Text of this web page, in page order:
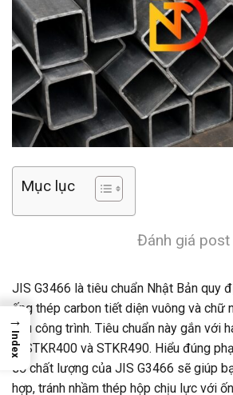
Mục lục
Đánh giá post
JIS G3466 là tiêu chuẩn Nhật Bản quy
ống thép carbon tiết diện vuông và chữ
cấu công trình. Tiêu chuẩn này gắn với
là STKR400 và STKR490. Hiểu đúng
sơ chất lượng của JIS G3466 sẽ giúp
hợp, tránh nhầm thép hộp chịu lực với
→
Index